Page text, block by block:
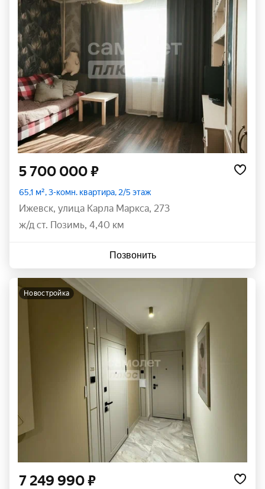
5 700 000 ₽
65,1 м², 3-комн. квартира, 2/5 этаж
Ижевск, улица Карла Маркса, 273
ж/д ст. Позимь, 4,40 км
Позвонить
новостройка
7 249 990 ₽